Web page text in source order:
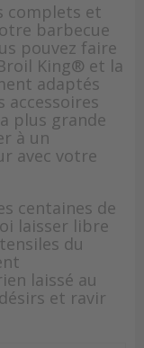
complets et
barbecue
pouvez faire
King® et la
adaptés
accessoires
plus grande
à un
avec votre
centaines de
laisser libre
du
laissé au
et ravir